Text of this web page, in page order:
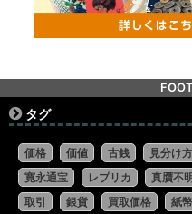
タグ
価格 価値 古銭 見分け方
寛永通宝
レプリカ 真贋不明
取引
銀貨 買取価格 紙幣